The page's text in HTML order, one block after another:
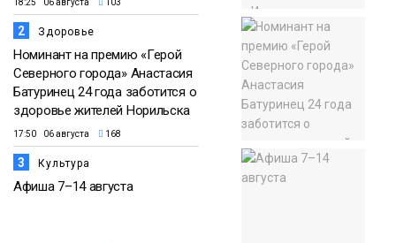
18:25 06 августа 103
2 Здоровье
Номинант на премию «Герой
Северного города» Анастасия
Батуринец 24 года заботится о
здоровье жителей Норильска
17:50 06 августа 168
3 Культура
Афиша 7–14 августа